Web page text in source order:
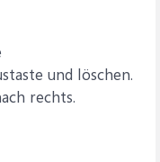
und löschen.
rechts.